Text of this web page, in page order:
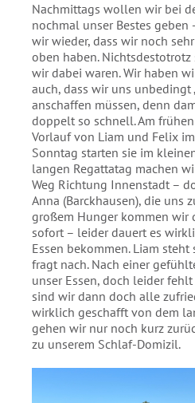
Nachmittags wollen wir bei
nochmal unser Bestes geben
wir wieder, dass wir noch
oben haben.
wir dabei waren. Wir haben
auch, dass wir uns unbedingt
anschaffen müssen, denn
doppelt so schnell. Am
Vorlauf von Liam und Felix
Sonntag starten sie im
langen Regattatag machen
Weg Richtung Innenstadt –
Anna (Barckhausen), die uns
großem Hunger kommen wir
sofort – leider dauert es
Essen bekommen. Liam
fragt nach. Nach einer
unser Essen, doch leider
sind wir dann doch alle
wirklich geschafft von dem
gehen wir nur noch kurz
zu unserem Schlaf-Domizil.